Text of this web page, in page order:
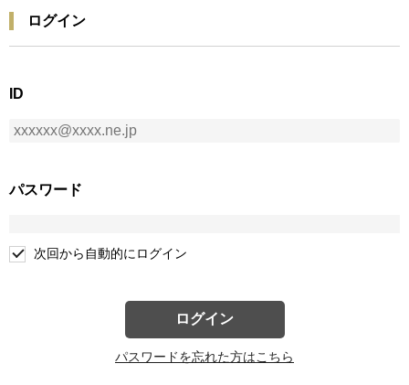
ログイン
ID
パスワード
次回から自動的にログイン
ログイン
パスワードを忘れた方はこちら